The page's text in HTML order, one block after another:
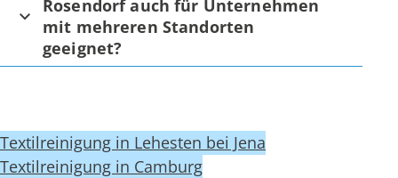
Rosendorf auch für Unternehmen
mit mehreren Standorten
geeignet?
Textilreinigung in Lehesten bei Jena
Textilreinigung in Camburg